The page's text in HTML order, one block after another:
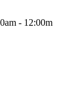
- 12:00m